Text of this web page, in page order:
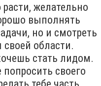
желательно
выполнять
но и смотреть
своей области.
стать лидом.
своего